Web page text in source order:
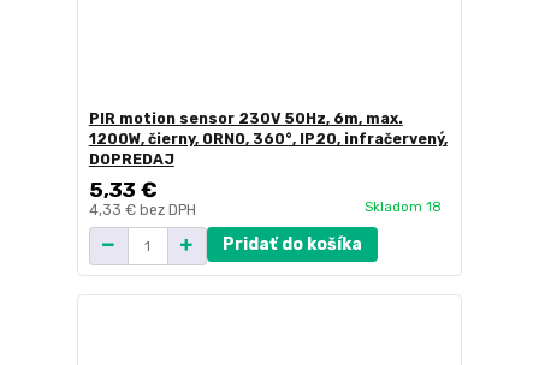
PIR motion sensor 230V 50Hz, 6m, max.
1200W, čierny, ORNO, 360°, IP20, infračervený,
DOPREDAJ
5,33 €
4,33 € bez DPH Skladom 18
Pridať do košíka